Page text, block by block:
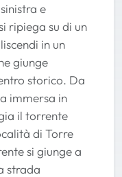
e
ripiega su di un
in un
giunge
storico. Da
immersa in
il torrente
di Torre
si giunge a
strada